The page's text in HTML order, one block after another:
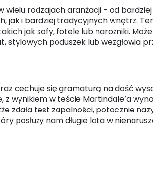
rodzajach aranżacji - od
i bardziej tradycyjnych wnętrz.
jak sofy, fotele lub narożniki.
poduszek lub wezgłowia
cechuje się gramaturą na dość
wynikiem w teście Martindale’a
zdała test zapalności, potocznie
posłuży nam długie lata w